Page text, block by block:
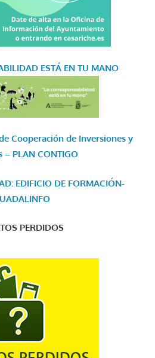
ESTÁ EN TU MANO
Cooperación de Inversiones y
– PLAN CONTIGO
EDIFICIO DE FORMACIÓN-
PERDIDOS